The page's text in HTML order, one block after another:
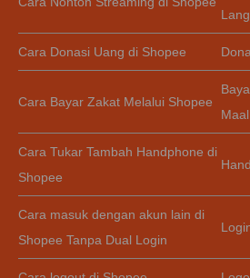
Cara Donasi Uang di Shopee
Cara Bayar Zakat Melalui Shopee
Maal
Cara Tukar Tambah Handphone di
Shopee
Cara masuk dengan akun lain di
Shopee Tanpa Dual Login